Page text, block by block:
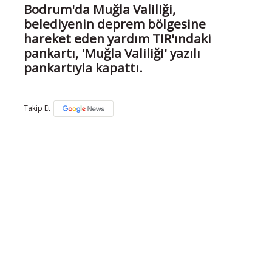
Bodrum'da Muğla Valiliği,
belediyenin deprem bölgesine
hareket eden yardım TIR'ındaki
pankartı, 'Muğla Valiliği' yazılı
pankartıyla kapattı.
Takip Et